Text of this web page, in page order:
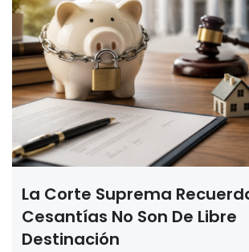
La Corte Suprema
Cesantías No Son De Libre
Destinación